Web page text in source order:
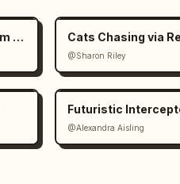
Fluxo de trabalho de estilo de boneca Barbie com mãos gigantes Cats Chasing via
@Sharon Riley
Futuristic
@Alexandra Aisling